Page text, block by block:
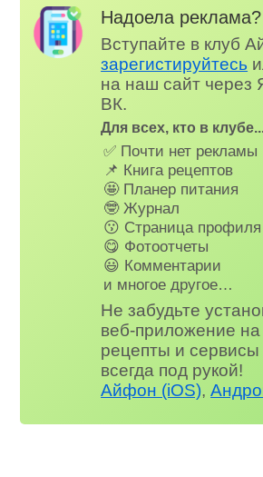
Надоела реклама?
Вступайте в клуб
зарегистируйтесь
на наш сайт через
ВК.
Для всех, кто в
✅ Почти нет рекламы
📌 Книга рецептов
🤩 Планер питания
🤓 Журнал
😗 Страница профиля
😋 Фотоотчеты
😃 Комментарии
и многое другое…
Не забудьте
веб-приложение
рецепты и сервисы
всегда под рукой!
Айфон (iOS),